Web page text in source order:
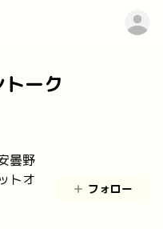
トーク
曇野
トオ
フォロー